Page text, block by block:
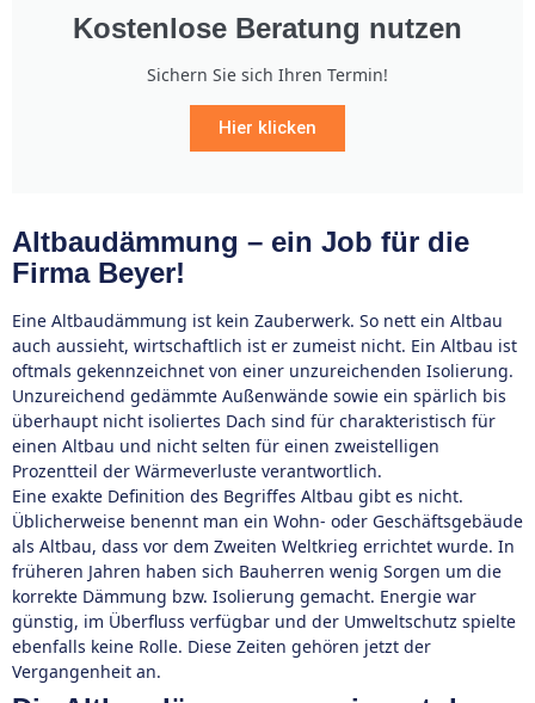
Kostenlose Beratung nutzen
Sichern Sie sich Ihren Termin!
Hier klicken
Altbaudämmung – ein Job für die
Firma Beyer!
Eine Altbaudämmung ist kein Zauberwerk. So nett ein Altbau
auch aussieht, wirtschaftlich ist er zumeist nicht. Ein Altbau ist
oftmals gekennzeichnet von einer unzureichenden Isolierung.
Unzureichend gedämmte Außenwände sowie ein spärlich bis
überhaupt nicht isoliertes Dach sind für charakteristisch für
einen Altbau und nicht selten für einen zweistelligen
Prozentteil der Wärmeverluste verantwortlich.
Eine exakte Definition des Begriffes Altbau gibt es nicht.
Üblicherweise benennt man ein Wohn- oder Geschäftsgebäude
als Altbau, dass vor dem Zweiten Weltkrieg errichtet wurde. In
früheren Jahren haben sich Bauherren wenig Sorgen um die
korrekte Dämmung bzw. Isolierung gemacht. Energie war
günstig, im Überfluss verfügbar und der Umweltschutz spielte
ebenfalls keine Rolle. Diese Zeiten gehören jetzt der
Vergangenheit an.